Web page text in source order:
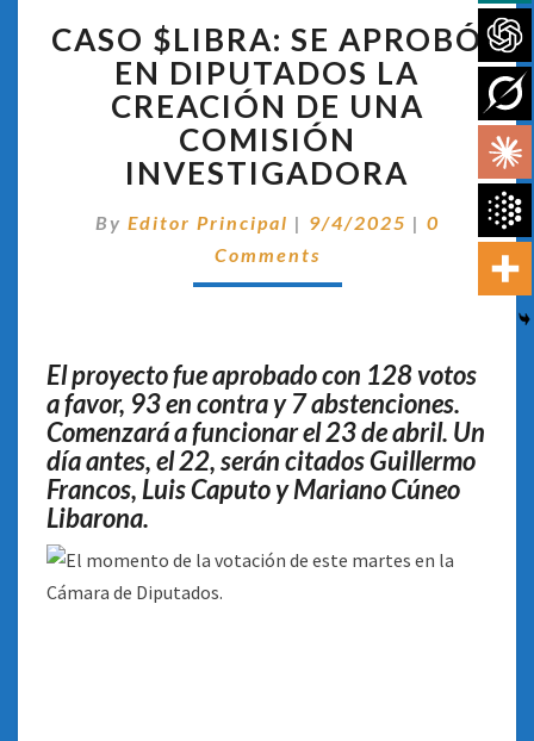
$LIBRA:
SE
APROBÓ
EN
DIPUTADOS
LA
DE
UNA
CASO $LIBRA: SE APROBÓ
EN DIPUTADOS LA
CREACIÓN DE UNA
COMISIÓN
INVESTIGADORA
By Editor Principal | 9/4/2025 | 0
Comments
El proyecto fue aprobado con 128 votos
a favor, 93 en contra y 7 abstenciones.
Comenzará a funcionar el 23 de abril. Un
día antes, el 22, serán citados Guillermo
Francos, Luis Caputo y Mariano Cúneo
Libarona.